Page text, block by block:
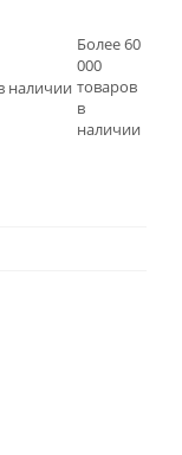
Более 60
000
товаров
в
наличии